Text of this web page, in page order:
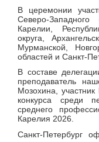
В церемонии
Северо-Западного
Карелии,
округа,
Мурманской,
областей и Санкт-
В составе
преподаватель
Мозохина, участник
конкурса среди
среднего
Карелия 2026.
Санкт-Петербург